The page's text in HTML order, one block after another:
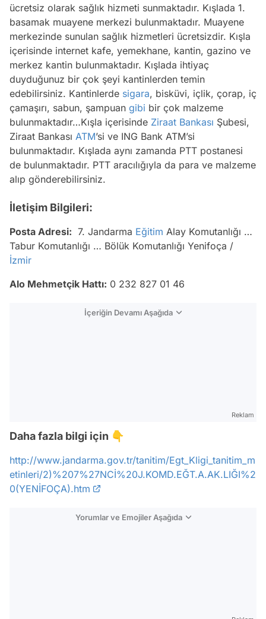
ücretsiz olarak sağlık hizmeti sunmaktadır. Kışlada 1.
basamak muayene merkezi bulunmaktadır. Muayene
merkezinde sunulan sağlık hizmetleri ücretsizdir. Kışla
içerisinde internet kafe, yemekhane, kantin, gazino ve
merkez kantin bulunmaktadır. Kışlada ihtiyaç
duyduğunuz bir çok şeyi kantinlerden temin
edebilirsiniz. Kantinlerde sigara, bisküvi, içlik, çorap, iç
çamaşırı, sabun, şampuan gibi bir çok malzeme
bulunmaktadır…Kışla içerisinde Ziraat Bankası Şubesi,
Ziraat Bankası ATM’si ve ING Bank ATM’si
bulunmaktadır. Kışlada aynı zamanda PTT postanesi
de bulunmaktadır. PTT aracılığıyla da para ve malzeme
alıp gönderebilirsiniz.
İletişim Bilgileri:
Posta Adresi: 7. Jandarma Eğitim Alay Komutanlığı …
Tabur Komutanlığı … Bölük Komutanlığı Yenifoça /
İzmir
Alo Mehmetçik Hattı: 0 232 827 01 46
İçeriğin Devamı Aşağıda
Reklam
Daha fazla bilgi için 👇
http://www.jandarma.gov.tr/tanitim/Egt_Kligi_tanitim_m
etinleri/2)%207%27NCİ%20J.KOMD.EĞT.A.AK.LIĞI%2
0(YENİFOÇA).htm
Yorumlar ve Emojiler Aşağıda